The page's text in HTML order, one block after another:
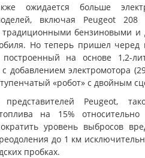
ожидается больше
включая Peugeot
традиционными бензиновыми и
Но теперь пришел черед
на основе 1,2-
добавлением электромотора
«робот» с двойным
Peugeot,
на 15%
уровень выбросов
до 1 км
пробках.